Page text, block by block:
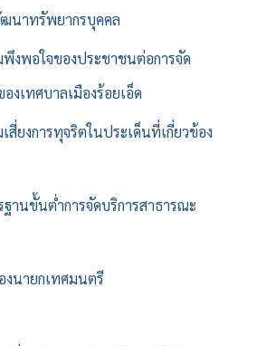
นาทรัพยากรบุคคล
พึงพอใจของประชาชนต่อการจัด
งเทศบาลเมืองร้อยเอ็ด
สี่ยงการทุจริตในประเด็นที่เกี่ยวข้อง
านขั้นต่ำการจัดบริการสาธารณะ
งนายกเทศมนตรี